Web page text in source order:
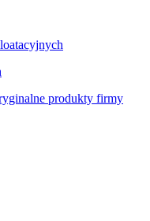
produkty firmy